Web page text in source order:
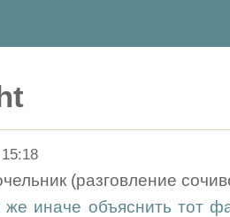
(разговление
же иначе объяснить тот